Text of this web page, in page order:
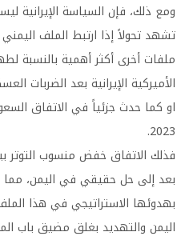
ومع ذلك، فإن السياسة الإيرانية
تشهد تحولاً إذا ارتبط الملف
ملفات أخرى أكثر أهمية بالنسبة
الأميركية الإيرانية بعد الضربات
او كما حدث جزئياً في الاتفاق
2023.
فذلك الاتفاق خفض منسوب التوتر
بعد إلى حل حقيقي في اليمن، مما
بهدوئها الاستراتيجي في هذا
اليمن والتهديد بغلق مضيق باب